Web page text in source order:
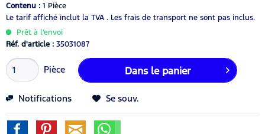
Contenu : 1 Pièce
Le tarif affiché inclut la TVA . Les frais de transport ne sont pas inclus.
Prêt à l’envoi
Réf. d'article : 35031087
Pièce Dans le panier
Notifications Se souv.